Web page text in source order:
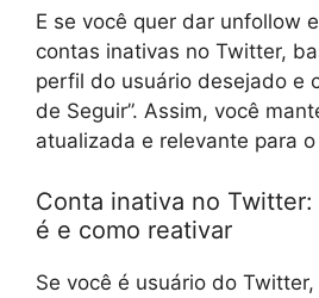
E se você quer dar unfollow
contas inativas no Twitter,
perfil do usuário desejado e
de Seguir”. Assim, você
atualizada e relevante para
Conta inativa no
é e como reativar
Se você é usuário do